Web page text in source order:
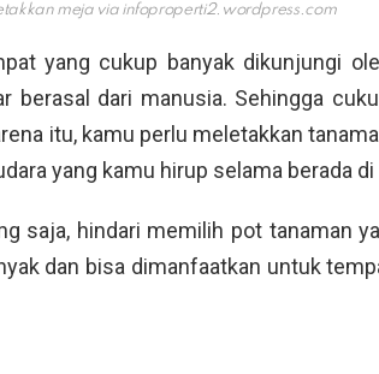
meja via infoproperti2.wordpress.com
yang cukup banyak dikunjungi
berasal dari manusia. Sehingga
itu, kamu perlu meletakkan
yang kamu hirup selama berada di
saja, hindari memilih pot tanaman
dan bisa dimanfaatkan untuk